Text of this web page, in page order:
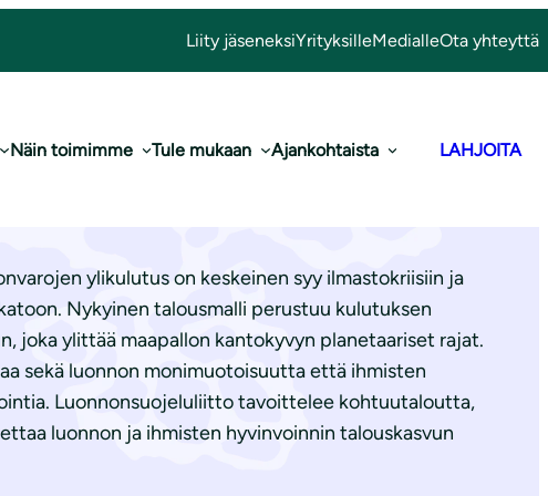
Liity jäseneksiYrityksilleMedialleOta yhteyttä
Näin toimimme Tule mukaan Ajankohtaista LAHJOITA
ylikulutus on keskeinen syy ilmastokriisiin ja
Nykyinen talousmalli perustuu kulutuksen
joka ylittää maapallon kantokyvyn planetaariset rajat.
sekä luonnon monimuotoisuutta että ihmisten
Luonnonsuojeluliitto tavoittelee kohtuutaloutta,
luonnon ja ihmisten hyvinvoinnin talouskasvun